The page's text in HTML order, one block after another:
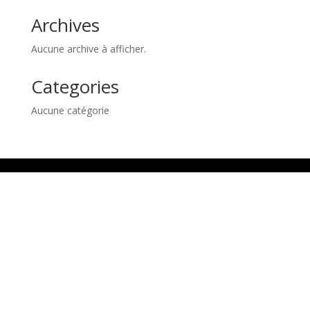
Archives
Aucune archive à afficher.
Categories
Aucune catégorie